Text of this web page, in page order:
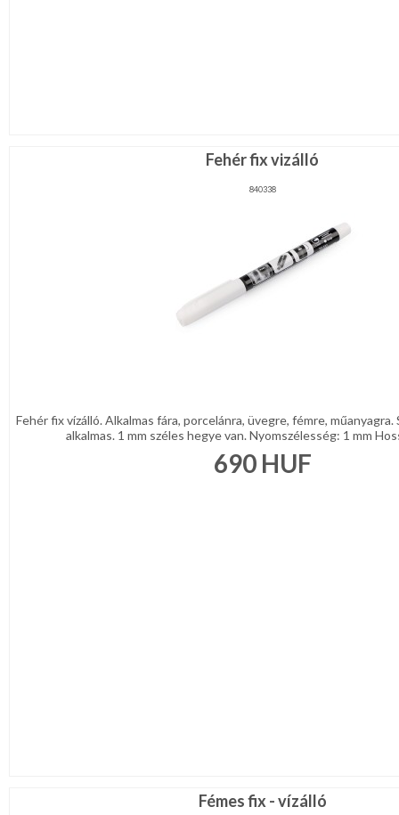
Fehér fix vizálló
840338
Fehér fix vízálló. Alkalmas fára, porcelánra, üvegre, fémre,
alkalmas. 1 mm széles hegye van. Nyomszélesség: 1 mm
690HUF
Fémes fix - vízálló